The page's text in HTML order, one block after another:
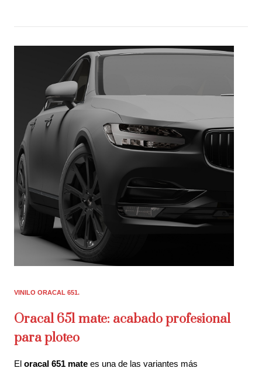
VINILO ORACAL 651
Oracal 651 mate: acabado profesional
para ploteo
El oracal 651 mate es una de las variantes más